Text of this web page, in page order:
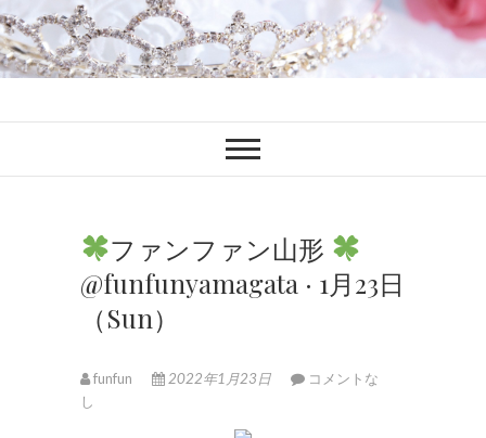
ファンブロ
ファンファン山形
@funfunyamagata · 1月23日
（Sun）
funfun 2022年1月23日
コメントな
し